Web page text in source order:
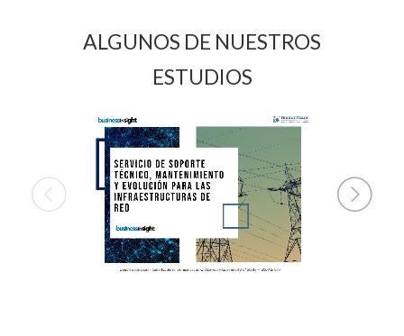
ALGUNOS DE NUESTROS
ESTUDIOS